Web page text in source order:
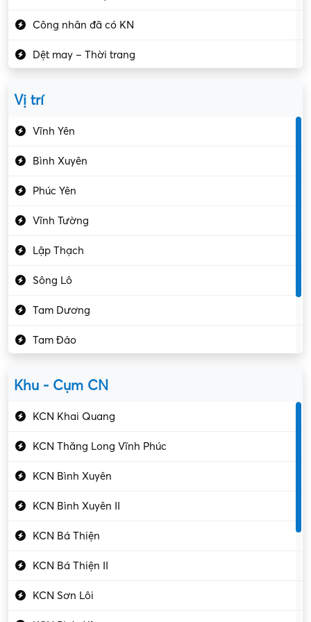
Công nhân đã có KN
Dệt may – Thời trang
Kiểm soát chất lượng
Kỹ sư cơ khí
Kỹ sư điện
Kỹ thuật cao
Kỹ thuật mạng – IT
Làm bán thời gian
Lao động phổ thông
Lập trình – Phát triển
Luật – Công chứng
Vị trí
Vĩnh Yên
Bình Xuyên
Phúc Yên
Vĩnh Tường
Lập Thạch
Sông Lô
Tam Dương
Tam Đảo
Khu - Cụm CN
KCN Khai Quang
KCN Thăng Long Vĩnh Phúc
KCN Bình Xuyên
KCN Bình Xuyên II
KCN Bá Thiện
KCN Bá Thiện II
KCN Sơn Lôi